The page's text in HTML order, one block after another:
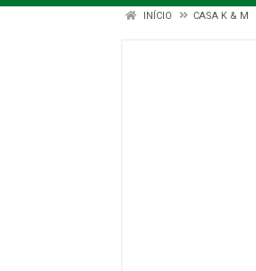
INÍCIO CASA K & M